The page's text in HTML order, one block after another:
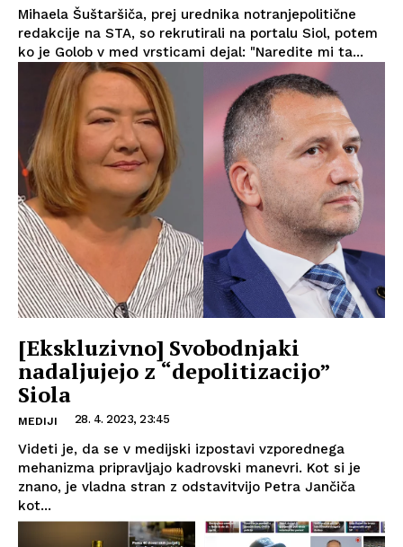
Mihaela Šuštaršiča, prej urednika notranjepolitične
redakcije na STA, so rekrutirali na portalu Siol, potem
ko je Golob v med vrsticami dejal: "Naredite mi ta...
[Ekskluzivno] Svobodnjaki
nadaljujejo z “depolitizacijo”
Siola
MEDIJI 28. 4. 2023, 23:45
Videti je, da se v medijski izpostavi vzporednega
mehanizma pripravljajo kadrovski manevri. Kot si je
znano, je vladna stran z odstavitvijo Petra Jančiča
kot...